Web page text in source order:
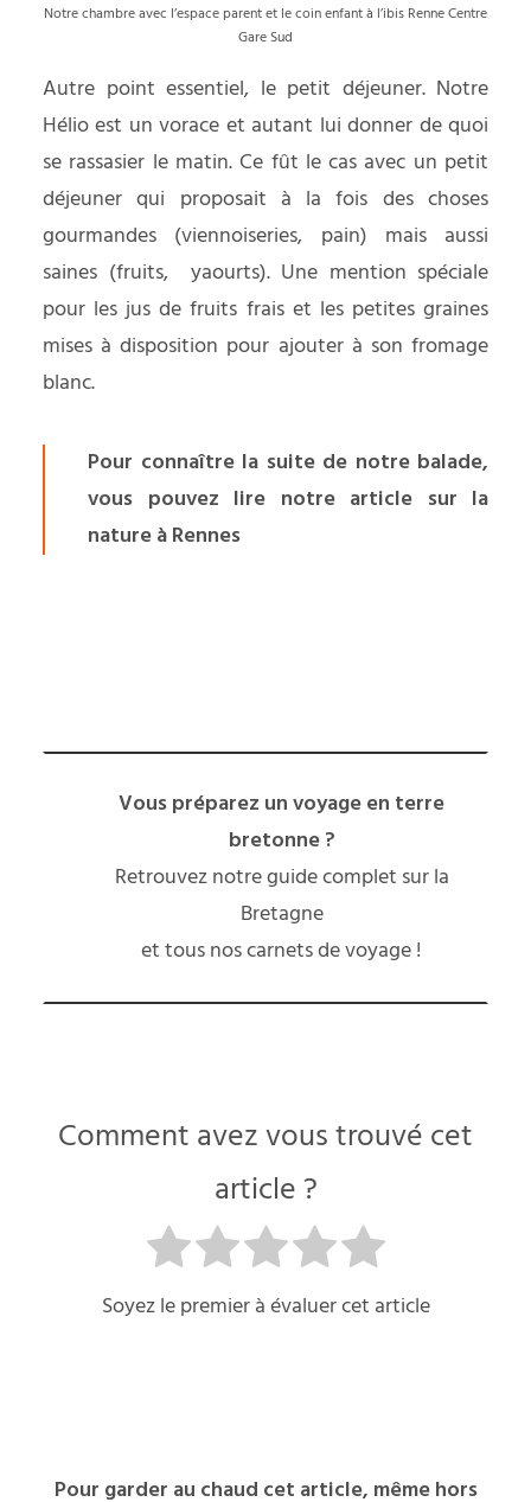
Notre chambre avec l’espace parent et le coin enfant à l’ibis Renne Centre
Gare Sud
Autre point essentiel, le petit déjeuner. Notre
Hélio est un vorace et autant lui donner de quoi
se rassasier le matin. Ce fût le cas avec un petit
déjeuner qui proposait à la fois des choses
gourmandes (viennoiseries, pain) mais aussi
saines (fruits, yaourts). Une mention spéciale
pour les jus de fruits frais et les petites graines
mises à disposition pour ajouter à son fromage
blanc.
Pour connaître la suite de notre balade,
vous pouvez lire notre article sur la
nature à Rennes
Vous préparez un voyage en terre
bretonne ?
Retrouvez notreguide complet sur la
Bretagne
ettous nos carnets de voyage!
Comment avez vous trouvé cet
article ?
Soyez le premier à évaluer cet article
Pour garder au chaud cet article, même hors